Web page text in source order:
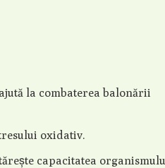
la combaterea balonării
oxidativ.
capacitatea